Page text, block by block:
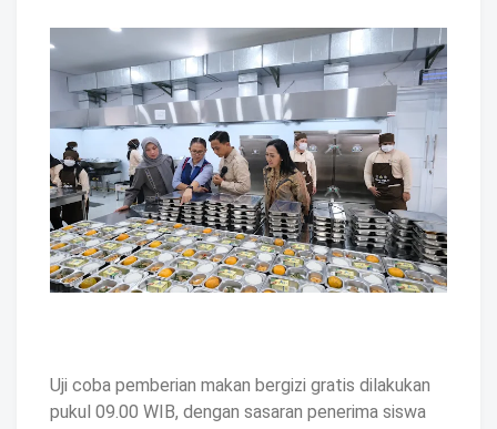
Uji coba pemberian makan bergizi gratis dilakukan
pukul 09.00 WIB, dengan sasaran penerima siswa